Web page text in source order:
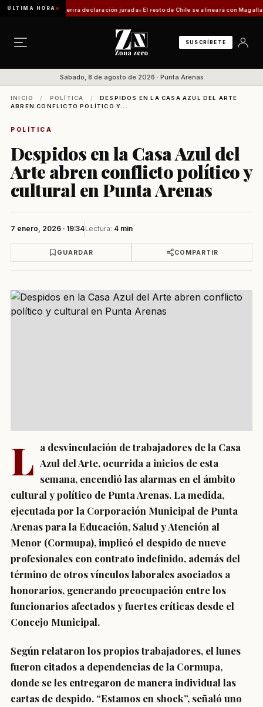
ÚLTIMA HORA
trámite requerirá declaración jurada El resto de Chile se alineará con Magallanes:
SUSCRÍBETE
Sábado, 8 de agosto de 2026 · Punta Arenas
INICIO / POLÍTICA /
DESPIDOS EN LA CASA AZUL DEL ARTE
ABREN CONFLICTO POLÍTICO Y...
POLÍTICA
Despidos en la Casa Azul del
Arte abren conflicto político y
cultural en Punta Arenas
7 enero, 2026 · 19:34Lectura: 4 min
GUARDAR COMPARTIR
L a desvinculación de trabajadores de la Casa
Azul del Arte, ocurrida a inicios de esta
semana, encendió las alarmas en el ámbito
cultural y político de Punta Arenas. La medida,
ejecutada por la Corporación Municipal de Punta
Arenas para la Educación, Salud y Atención al
Menor (Cormupa), implicó el despido de nueve
profesionales con contrato indefinido, además del
término de otros vínculos laborales asociados a
honorarios, generando preocupación entre los
funcionarios afectados y fuertes críticas desde el
Concejo Municipal.
Según relataron los propios trabajadores, el lunes
fueron citados a dependencias de la Cormupa,
donde se les entregaron de manera individual las
cartas de despido. “Estamos en shock”, señaló uno